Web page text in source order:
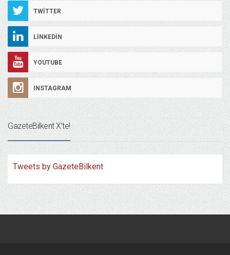
TWITTER
LINKEDIN
YOUTUBE
INSTAGRAM
GazeteBilkent X’te!
Tweets by GazeteBilkent